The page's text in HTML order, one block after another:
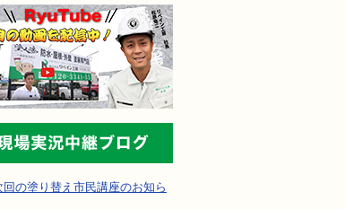
回の塗り替え市民講座のお知ら